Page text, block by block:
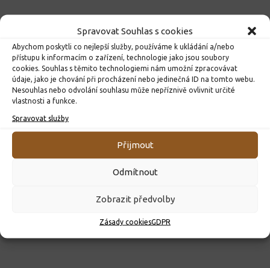
Spravovat Souhlas s cookies
Abychom poskytli co nejlepší služby, používáme k ukládání a/nebo
přístupu k informacím o zařízení, technologie jako jsou soubory
cookies. Souhlas s těmito technologiemi nám umožní zpracovávat
údaje, jako je chování při procházení nebo jedinečná ID na tomto webu.
Nesouhlas nebo odvolání souhlasu může nepříznivě ovlivnit určité
vlastnosti a funkce.
Spravovat služby
Přijmout
Odmítnout
Zobrazit předvolby
Zásady cookiesGDPR
ROZHODNUTÍ O PŘIJETÍ K PŘEDŠKOLNÍMU VZDĚLÁVÁNÍ
PRO ROK 2026